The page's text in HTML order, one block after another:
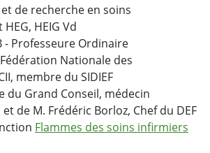
de recherche en soins
HEIG Vd
- Professeure Ordinaire
Nationale des
membre du SIDIEF
du Grand Conseil, médecin
de M. Frédéric Borloz, Chef du DEF
Flammes des soins infirmiers